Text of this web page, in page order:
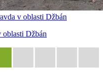
v oblasti Džbán
oblasti Džbán